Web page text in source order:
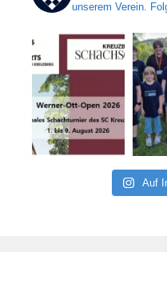
unserem Verein.
Auf